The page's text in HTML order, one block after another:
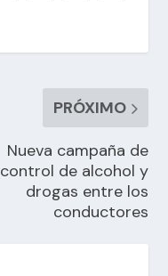
PRÓXIMO
Nueva campaña de
control de alcohol y
drogas entre los
conductores